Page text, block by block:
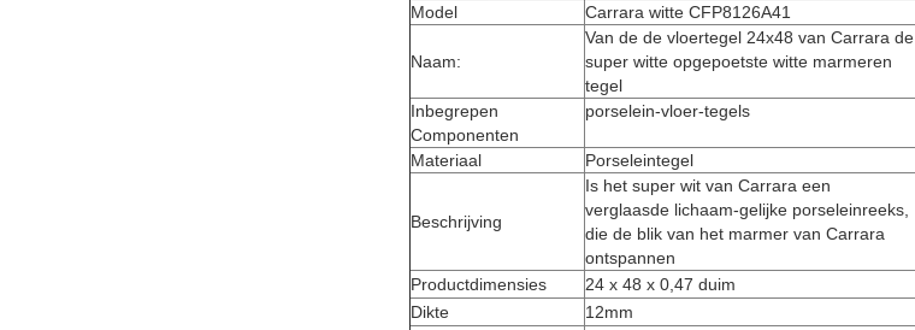
Model
Carrara witte CFP8126A41
Naam:
Van de de vloertegel 24x48 van Carrara de
super witte opgepoetste witte marmeren
tegel
Inbegrepen
Componenten
porselein-vloer-tegels
Materiaal Porseleintegel
Beschrijving
Is het super wit van Carrara een
verglaasde lichaam-gelijke porseleinreeks,
die de blik van het marmer van Carrara
ontspannen
Productdimensies
24 x 48 x 0,47 duim
Dikte
12mm